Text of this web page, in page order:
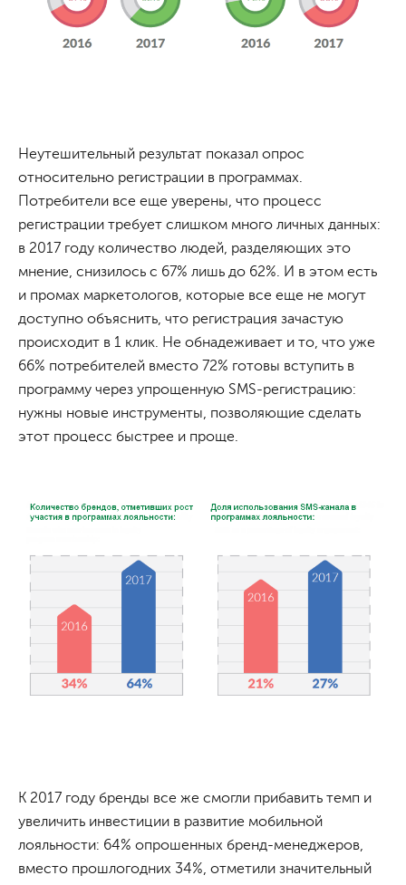
Неутешительный результат показал опрос
относительно регистрации в программах.
Потребители все еще уверены, что процесс
регистрации требует слишком много личных данных:
в 2017 году количество людей, разделяющих это
мнение, снизилось с 67% лишь до 62%. И в этом есть
и промах маркетологов, которые все еще не могут
доступно объяснить, что регистрация зачастую
происходит в 1 клик. Не обнадеживает и то, что уже
66% потребителей вместо 72% готовы вступить в
программу через упрощенную SMS-регистрацию:
нужны новые инструменты, позволяющие сделать
этот процесс быстрее и проще.
К 2017 году бренды все же смогли прибавить темп и
увеличить инвестиции в развитие мобильной
лояльности: 64% опрошенных бренд-менеджеров,
вместо прошлогодних 34%, отметили значительный